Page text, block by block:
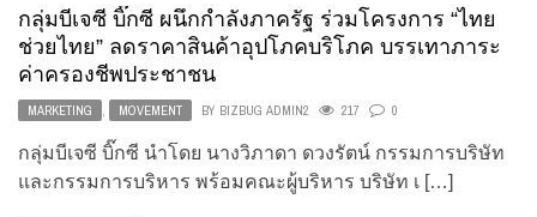
กลุ่มบีเจซี บิ๊กซี ผนึกกำลังภาครัฐ ร่วมโครงการ “ไทย
ช่วยไทย” ลดราคาสินค้าอุปโภคบริโภค บรรเทาภาระ
ค่าครองชีพประชาชน
MARKETING , MOVEMENT BY BIZBUG ADMIN2 217 0
กลุ่มบีเจซี บิ๊กซี นำโดย นางวิภาดา ดวงรัตน์ กรรมการบริษัท
และกรรมการบริหาร พร้อมคณะผู้บริหาร บริษัท เ […]